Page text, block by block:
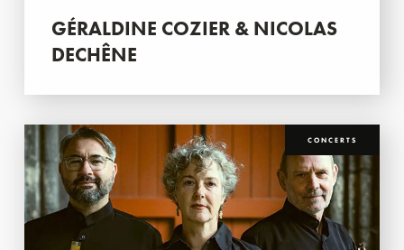
GÉRALDINE COZIER & NICOLAS
DECHÊNE
CONCERTS